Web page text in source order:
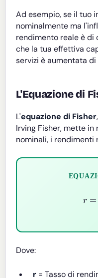
Ad esempio, se il tuo
nominalmente ma
rendimento reale è di
che la tua effettiva
servizi è aumentata
L'Equazione di
L'equazione di Fisher
Irving Fisher, mette
nominali, i rendimenti
Dove:
r = Tasso di